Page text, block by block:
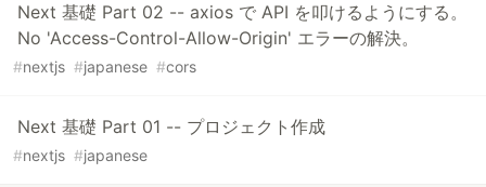
Next 基礎 Part 02 -- axios で API を叩けるようにする。
No 'Access-Control-Allow-Origin' エラーの解決。
#nextjs #japanese #cors
Next 基礎 Part 01 -- プロジェクト作成
#nextjs #japanese